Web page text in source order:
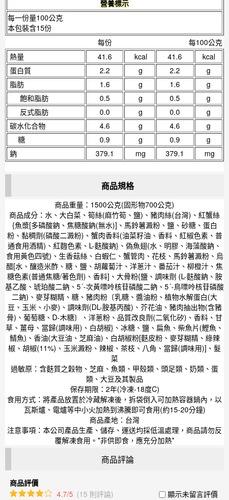
營養標示
每一份量100公克
本包裝含15份
每份
每100公克
熱量
41.6 kcal 41.6
kcal
蛋白質
2.2 g 2.2
g
脂肪
1.6 g 1.6
g
飽和脂肪
0.5 g 0.5
g
反式脂肪
0.0 g 0.0
g
碳水化合物
4.6 g 4.6
g
糖
0.9 g 0.9
g
鈉
379.1 mg 379.1 mg
商品規格
商品重量：1500公克(固形物700公克)
商品成分：水、大白菜、筍絲(麻竹筍、鹽)、豬肉絲(台灣)、紅蟹絲
{魚漿[多磷酸鈉、焦糖酸鈉(無水)]、馬鈴薯澱粉、鹽、砂糖、蛋白
粉、黏稠劑(磷酸二澱粉)、蟹肉香料(油菜籽油、香料、紅椒色素、普
通食用酒精)、紅麴色素、L-麩酸鈉}、偽魚翅(水、明膠、海藻酸鈉、
食用黃色四號)、生香菇絲、白蝦仁、蟹管肉、花枝、馬鈴薯澱粉、烏
醋[水、釀造米酢、糖、鹽、胡蘿蔔汁、洋蔥汁、番茄汁、柳橙汁、焦
糖色素(普通焦糖/著色劑)、香料]、大骨粉{鹽、調味劑 (L-麩酸鈉、胺
基乙酸、琥珀酸二鈉、5´-次黃嘌呤核苷磷酸二鈉、5´-鳥嘌呤核苷磷酸
二鈉)、麥芽糊精、糖、豬肉粉〔乳糖、醬油粉、植物水解蛋白(大
豆、玉米、小麥)、調味劑(DL-胺基丙酸)、芥花油、豬肉抽出物(含豬
骨)、葡萄糖、D-木糖〕、洋蔥粉、品質改良劑(二氧化矽)、香料、甘
草、薑母、當歸(調味用)、白胡椒}、冰糖、鹽、扁魚、柴魚片(鰹魚、
鯖魚)、香油(大豆油、芝麻油)、白胡椒粉[麩皮粉、麥芽糊精、綠辣
椒、胡椒(11%)、玉米澱粉、辣椒、茶枝、八角、當歸(調味用)]、髮
菜
過敏原：含麩質之穀物、芝麻、魚類、甲殼類、頭足類、奶類、蛋
類、大豆及其製品
保存期限：2年(冷凍-18度C)
食用方式：將產品放置於冷藏解凍後，拆袋倒入可加熱容器鍋內，以
瓦斯爐、電爐等中小火加熱到沸騰即可食用(約15-20分鐘)
商品產地：台灣
注意事項：本公司產品生產、儲存、運送均採低溫處理，商品請勿反
覆解凍食用。*非供即食，應充分加熱*
商品評論
商品評價
4.7/5 (15 則評論)
顯示未留言評價